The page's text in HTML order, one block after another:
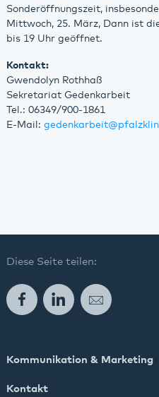
Sonderöffnungszeit,
Mittwoch, 25. März, Dann ist
bis 19 Uhr geöffnet.
Kontakt:
Gwendolyn Rothhaß
Sekretariat Gedenkarbeit
Tel.: 06349/900-1861
E-Mail: gedenkarbeit@
Diese Seite teilen:
FacebookLinkedInE-Mail
Kommunikation & Marketing
Kontakt